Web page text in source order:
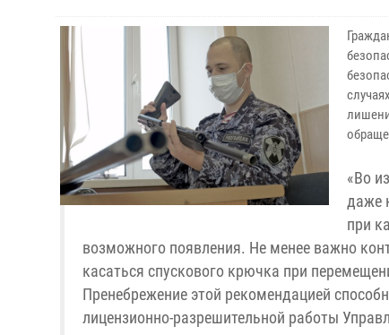
«Во
даже
при
возможного появления. Не менее важно
касаться спускового крючка при
Пренебрежение этой рекомендацией
лицензионно-разрешительной работы